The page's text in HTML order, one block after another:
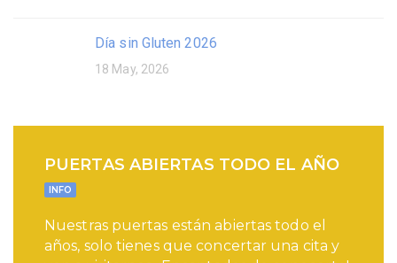
Día sin Gluten 2026
18 May, 2026
PUERTAS ABIERTAS TODO EL AÑO
INFO
Nuestras puertas están abiertas todo el
años, solo tienes que concertar una cita y